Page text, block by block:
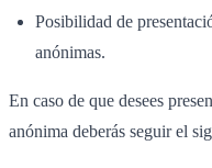
Posibilidad de
anónimas.
En caso de que desees
anónima deberás seguir el